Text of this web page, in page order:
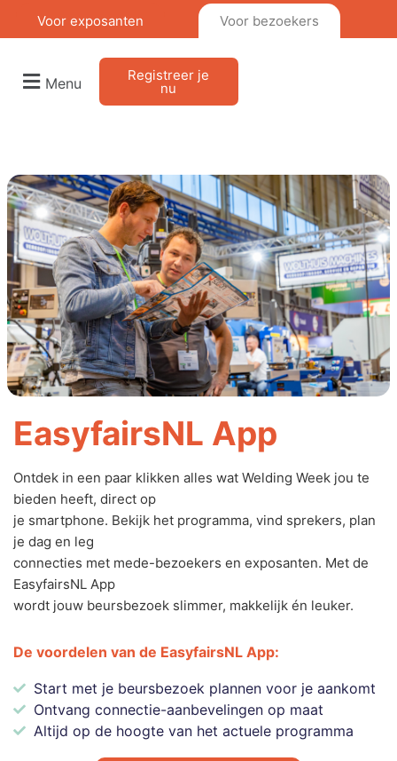
Voor exposanten Voor bezoekers
Menu Registreer je
nu
EasyfairsNL App
Ontdek in een paar klikken alles wat Welding Week jou te
bieden heeft, direct op
je smartphone. Bekijk het programma, vind sprekers, plan
je dag en leg
connecties met mede-bezoekers en exposanten. Met de
EasyfairsNL App
wordt jouw beursbezoek slimmer, makkelijk én leuker.
De voordelen van de EasyfairsNL App:
Start met je beursbezoek plannen voor je aankomt
Ontvang connectie-aanbevelingen op maat
Altijd op de hoogte van het actuele programma